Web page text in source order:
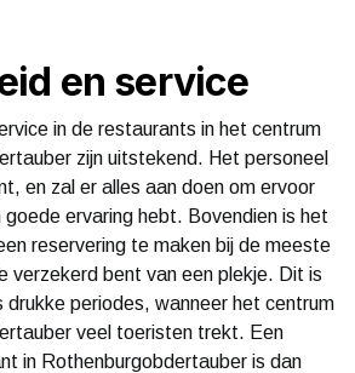
en service
in de restaurants in het centrum
zijn uitstekend. Het personeel
en zal er alles aan doen om ervoor
ervaring hebt. Bovendien is het
reservering te maken bij de meeste
verzekerd bent van een plekje. Dit is
drukke periodes, wanneer het centrum
veel toeristen trekt. Een
in Rothenburgobdertauber is dan